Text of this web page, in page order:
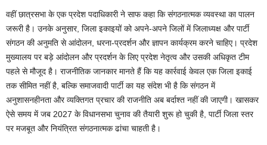
वहीं छात्रसभा के एक प्रदेश पदाधिकारी ने साफ कहा कि संगठनात्मक व्यवस्था का पालन
जरूरी है। उनके अनुसार, जिला इकाइयों को अपने-अपने जिलों में जिलाध्यक्ष और पार्टी
संगठन की अनुमति से आंदोलन, धरना-प्रदर्शन और ज्ञापन कार्यक्रम करने चाहिए। प्रदेश
मुख्यालय पर बड़े आंदोलन और प्रदर्शन के लिए प्रदेश नेतृत्व और उसकी अधिकृत टीम
पहले से मौजूद है। राजनीतिक जानकार मानते हैं कि यह कार्रवाई केवल एक जिला इकाई
तक सीमित नहीं है, बल्कि समाजवादी पार्टी का यह संदेश भी है कि संगठन में
अनुशासनहीनता और व्यक्तिगत प्रचार की राजनीति अब बर्दाश्त नहीं की जाएगी। खासकर
ऐसे समय में जब 2027 के विधानसभा चुनाव की तैयारी शुरू हो चुकी है, पार्टी जिला स्तर
पर मजबूत और नियंत्रित संगठनात्मक ढांचा चाहती है।